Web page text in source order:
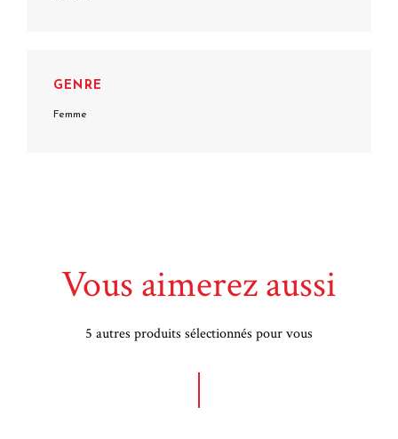
GENRE
Femme
Vous aimerez aussi
5 autres produits sélectionnés pour vous